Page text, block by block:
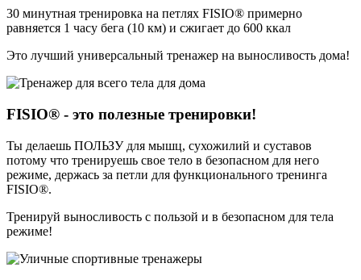
30 минутная тренировка на петлях FISIO® примерно
равняется 1 часу бега (10 км) и сжигает до 600 ккал
Это лучший универсальный тренажер на выносливость дома!
FISIO® - это полезные тренировки!
Ты делаешь ПОЛЬЗУдля мышц, сухожилий и суставов
потому что тренируешь свое тело в безопасном для него
режиме, держась за петли для функционального тренинга
FISIO®.
Тренируй выносливость с пользой и в безопасном для тела
режиме!